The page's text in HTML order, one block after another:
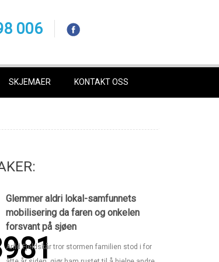
006
SKJEMAER KONTAKT OSS
Glemmer aldri lokal-samfunnets
mobilisering da faren og onkelen
forsvant på sjøen
Arild Fjeldskår tror stormen familien stod i for